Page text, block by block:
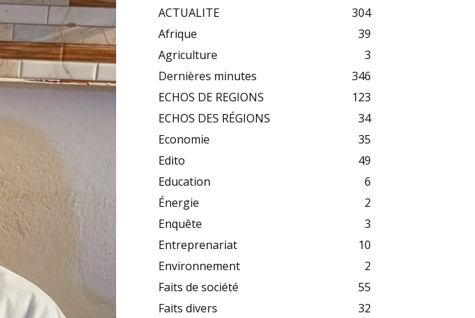
ACTUALITE
304
Afrique
39
Agriculture
3
Dernières minutes
346
ECHOS DE REGIONS
123
ECHOS DES RÉGIONS
34
Economie
35
Edito
49
Education
6
Énergie
2
Enquête
3
Entreprenariat
10
Environnement
2
Faits de société
55
Faits divers
32